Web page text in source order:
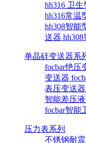
hh316 卫
hh316常温
hh308智能
送器
单晶硅变送器系
focbar绝压
变送器
表压变送器
智能差压
focbar智能
压力表系列
不锈钢耐